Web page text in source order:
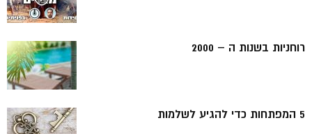
רוחניות בשנות ה – 2000
5 המפתחות כדי להגיע לשלמות